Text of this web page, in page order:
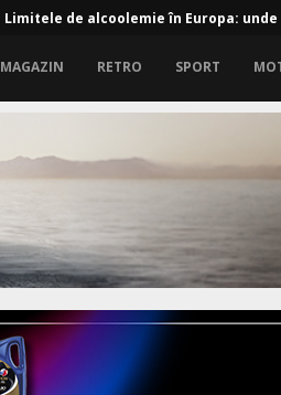
Limitele de alcoolemie în Europa:
MAGAZIN RETRO SPORT